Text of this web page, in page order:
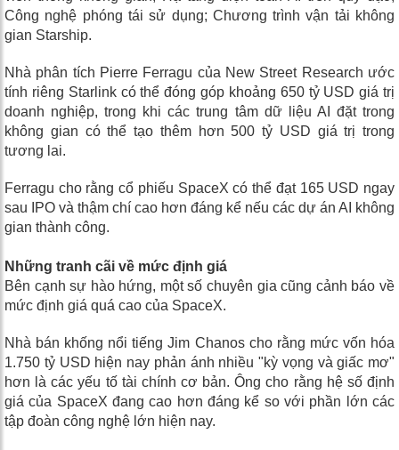
Công nghệ phóng tái sử dụng; Chương trình vận tải không
gian Starship.
Nhà phân tích Pierre Ferragu của New Street Research ước
tính riêng Starlink có thể đóng góp khoảng 650 tỷ USD giá trị
doanh nghiệp, trong khi các trung tâm dữ liệu AI đặt trong
không gian có thể tạo thêm hơn 500 tỷ USD giá trị trong
tương lai.
Ferragu cho rằng cổ phiếu SpaceX có thể đạt 165 USD ngay
sau IPO và thậm chí cao hơn đáng kể nếu các dự án AI không
gian thành công.
Những tranh cãi về mức định giá
Bên cạnh sự hào hứng, một số chuyên gia cũng cảnh báo về
mức định giá quá cao của SpaceX.
Nhà bán khống nổi tiếng Jim Chanos cho rằng mức vốn hóa
1.750 tỷ USD hiện nay phản ánh nhiều "kỳ vọng và giấc mơ"
hơn là các yếu tố tài chính cơ bản. Ông cho rằng hệ số định
giá của SpaceX đang cao hơn đáng kể so với phần lớn các
tập đoàn công nghệ lớn hiện nay.